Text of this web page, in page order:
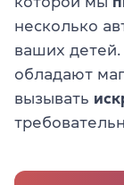
несколько
ваших
обладают
вызывать